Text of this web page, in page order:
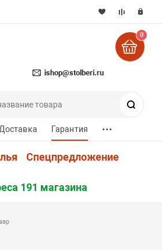
ishop@stolberi.ru
0
Доставка Гарантия ...
Спецпредложение
191 магазина